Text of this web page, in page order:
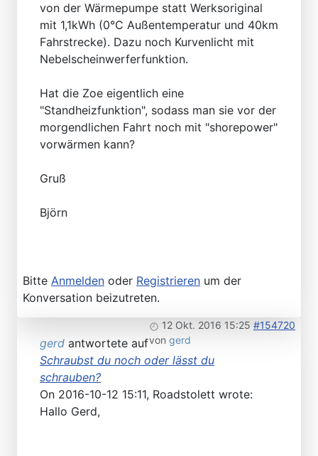
von der Wärmepumpe statt Werksoriginal
mit 1,1kWh (0°C Außentemperatur und 40km
Fahrstrecke). Dazu noch Kurvenlicht mit
Nebelscheinwerferfunktion.
Hat die Zoe eigentlich eine
"Standheizfunktion", sodass man sie vor der
morgendlichen Fahrt noch mit "shorepower"
vorwärmen kann?
Gruß
Björn
Bitte Anmelden oder Registrieren um der
Konversation beizutreten.
12 Okt. 2016 15:25 #154720
von gerd
gerd antwortete auf
Schraubst du noch oder lässt du
schrauben?
On 2016-10-12 15:11, Roadstolett wrote:
Hallo Gerd,